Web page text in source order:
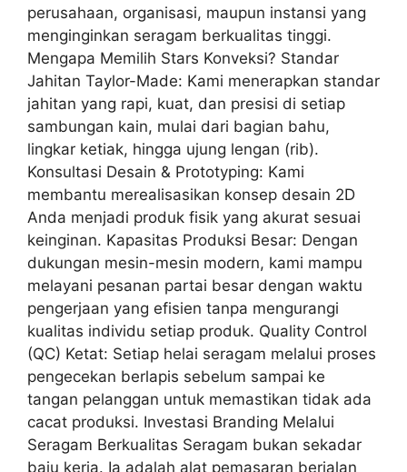
perusahaan, organisasi, maupun instansi yang
menginginkan seragam berkualitas tinggi.
Mengapa Memilih Stars Konveksi? Standar
Jahitan Taylor-Made: Kami menerapkan standar
jahitan yang rapi, kuat, dan presisi di setiap
sambungan kain, mulai dari bagian bahu,
lingkar ketiak, hingga ujung lengan (rib).
Konsultasi Desain & Prototyping: Kami
membantu merealisasikan konsep desain 2D
Anda menjadi produk fisik yang akurat sesuai
keinginan. Kapasitas Produksi Besar: Dengan
dukungan mesin-mesin modern, kami mampu
melayani pesanan partai besar dengan waktu
pengerjaan yang efisien tanpa mengurangi
kualitas individu setiap produk. Quality Control
(QC) Ketat: Setiap helai seragam melalui proses
pengecekan berlapis sebelum sampai ke
tangan pelanggan untuk memastikan tidak ada
cacat produksi. Investasi Branding Melalui
Seragam Berkualitas Seragam bukan sekadar
baju kerja. Ia adalah alat pemasaran berjalan